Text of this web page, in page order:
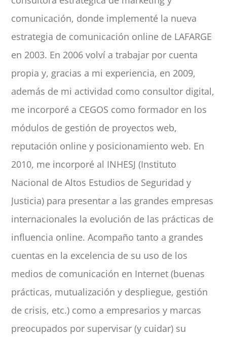
comunicación, donde implementé la nueva
estrategia de comunicación online de LAFARGE
en 2003. En 2006 volví a trabajar por cuenta
propia y, gracias a mi experiencia, en 2009,
además de mi actividad como consultor digital,
me incorporé a CEGOS como formador en los
módulos de gestión de proyectos web,
reputación online y posicionamiento web. En
2010, me incorporé al INHESJ (Instituto
Nacional de Altos Estudios de Seguridad y
Justicia) para presentar a las grandes empresas
internacionales la evolución de las prácticas de
influencia online. Acompaño tanto a grandes
cuentas en la excelencia de su uso de los
medios de comunicación en Internet (buenas
prácticas, mutualización y despliegue, gestión
de crisis, etc.) como a empresarios y marcas
preocupados por supervisar (y cuidar) su